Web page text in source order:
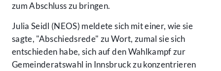
zum Abschluss zu bringen.
Julia Seidl (NEOS) meldete sich mit einer, wie sie
sagte, "Abschiedsrede" zu Wort, zumal sie sich
entschieden habe, sich auf den Wahlkampf zur
Gemeinderatswahl in Innsbruck zu konzentrieren